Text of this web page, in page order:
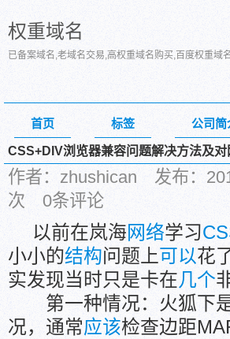
权重域名
已备案域名,老域名交易,高权重域名购买,百度权重
首页 标签 公司简
CSS+DIV浏览器兼容问题解决方法及
作者：zhushican 发布：
次 0条评论
以前在岚海网络学习
小小的结构问题上可以花
实发现当时只是卡在几个
第一种情况：火狐下是
况，通常应该检查边距